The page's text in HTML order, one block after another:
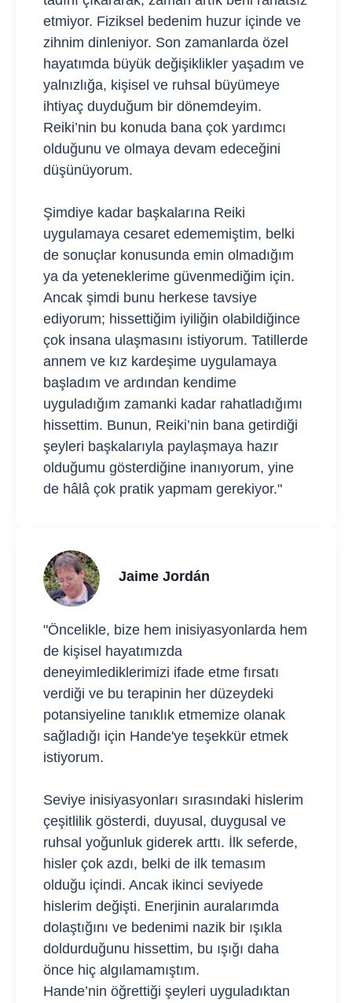
etmiyor. Fiziksel bedenim huzur içinde ve
zihnim dinleniyor. Son zamanlarda özel
hayatımda büyük değişiklikler yaşadım ve
yalnızlığa, kişisel ve ruhsal büyümeye
ihtiyaç duyduğum bir dönemdeyim.
Reiki’nin bu konuda bana çok yardımcı
olduğunu ve olmaya devam edeceğini
düşünüyorum.
Şimdiye kadar başkalarına Reiki
uygulamaya cesaret edememiştim, belki
de sonuçlar konusunda emin olmadığım
ya da yeteneklerime güvenmediğim için.
Ancak şimdi bunu herkese tavsiye
ediyorum; hissettiğim iyiliğin olabildiğince
çok insana ulaşmasını istiyorum. Tatillerde
annem ve kız kardeşime uygulamaya
başladım ve ardından kendime
uyguladığım zamanki kadar rahatladığımı
hissettim. Bunun, Reiki’nin bana getirdiği
şeyleri başkalarıyla paylaşmaya hazır
olduğumu gösterdiğine inanıyorum, yine
de hâlâ çok pratik yapmam gerekiyor."
"Öncelikle, bize hem inisiyasyonlarda hem
de kişisel hayatımızda
deneyimlediklerimizi ifade etme fırsatı
verdiği ve bu terapinin her düzeydeki
potansiyeline tanıklık etmemize olanak
sağladığı için Hande'ye teşekkür etmek
istiyorum.
Seviye inisiyasyonları sırasındaki hislerim
çeşitlilik gösterdi, duyusal, duygusal ve
ruhsal yoğunluk giderek arttı. İlk seferde,
hisler çok azdı, belki de ilk temasım
olduğu içindi. Ancak ikinci seviyede
hislerim değişti. Enerjinin auralarımda
dolaştığını ve bedenimi nazik bir ışıkla
doldurduğunu hissettim, bu ışığı daha
önce hiç algılamamıştım.
Hande’nin öğrettiği şeyleri uyguladıktan
Jaime Jordán